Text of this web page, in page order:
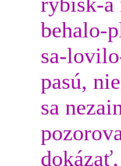
behalo-
sa-
pasú,
sa